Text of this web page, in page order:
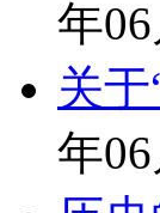
年06
关
年06